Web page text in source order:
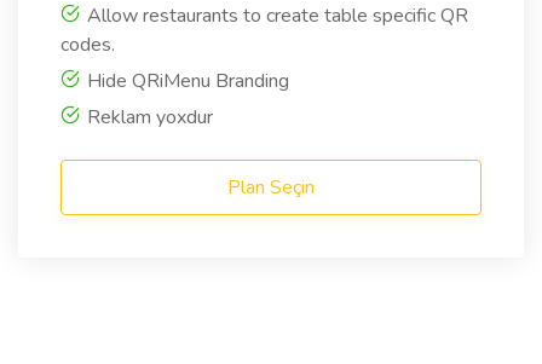
Allow restaurants to create table specific QR
codes.
Hide QRiMenu Branding
Reklam yoxdur
Plan Seçin